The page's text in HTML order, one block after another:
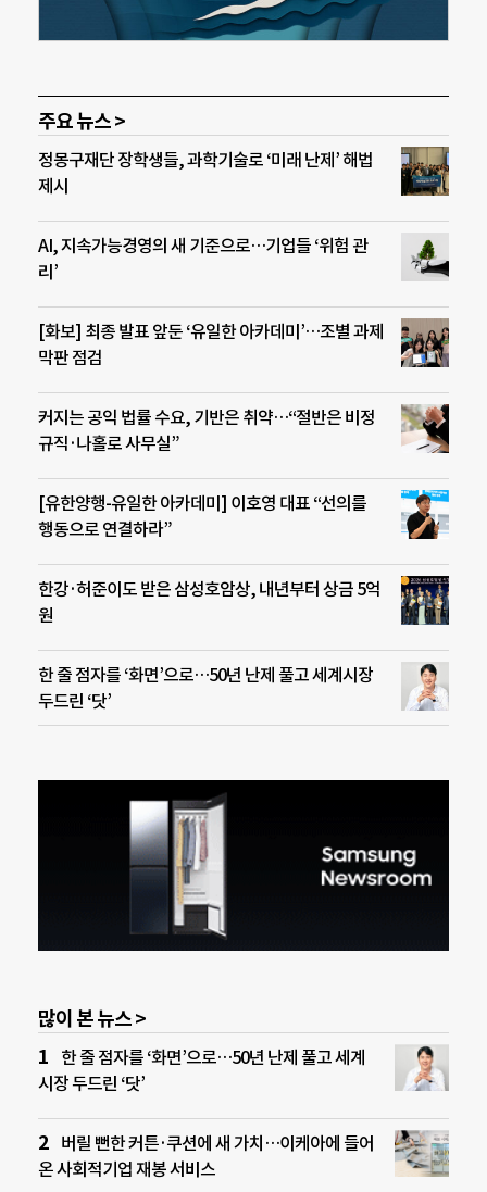
주요 뉴스 >
정몽구재단 장학생들, 과학기술로 ‘미래 난제’ 해법
제시
AI, 지속가능경영의 새 기준으로…기업들 ‘위험 관
리’
[화보] 최종 발표 앞둔 ‘유일한 아카데미’…조별 과제
막판 점검
커지는 공익 법률 수요, 기반은 취약…“절반은 비정
규직·나홀로 사무실”
[유한양행-유일한 아카데미] 이호영 대표 “선의를
행동으로 연결하라”
한강·허준이도 받은 삼성호암상, 내년부터 상금 5억
원
한 줄 점자를 ‘화면’으로…50년 난제 풀고 세계시장
두드린 ‘닷’
많이 본 뉴스 >
한 줄 점자를 ‘화면’으로…50년 난제 풀고 세계
시장 두드린 ‘닷’
버릴 뻔한 커튼·쿠션에 새 가치…이케아에 들어
온 사회적기업 재봉 서비스